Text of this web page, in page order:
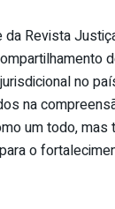
Revista
no
na
um todo, mas
o